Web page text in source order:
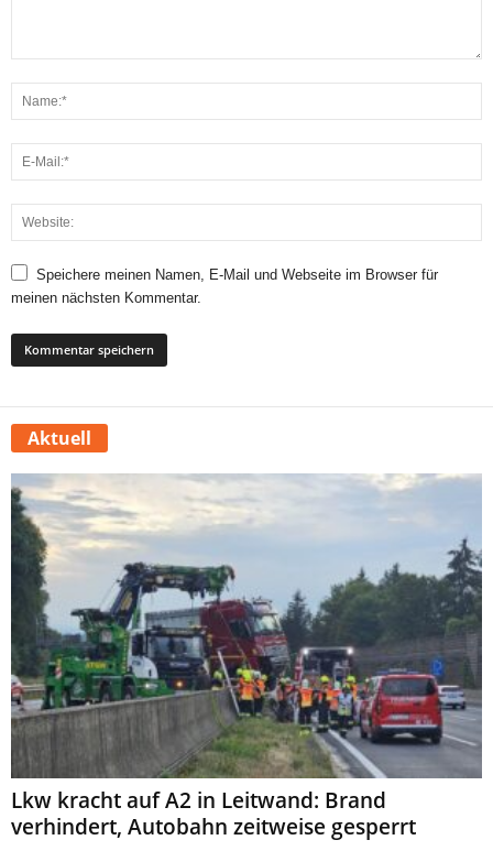
Speichere meinen Namen, E-Mail und Webseite im Browser für
meinen nächsten Kommentar.
Aktuell
Lkw kracht auf A2 in Leitwand: Brand
verhindert, Autobahn zeitweise gesperrt